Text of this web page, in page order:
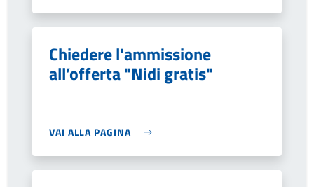
Chiedere l'ammissione
all’offerta "Nidi gratis"
VAI ALLA PAGINA